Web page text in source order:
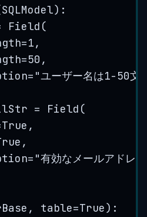
SQLModel):
Field (
=1,
=50 ,
= "ユーザー名は1-50文
= Field (
True ,
,
= "有効なメールアドレ
, table=True):